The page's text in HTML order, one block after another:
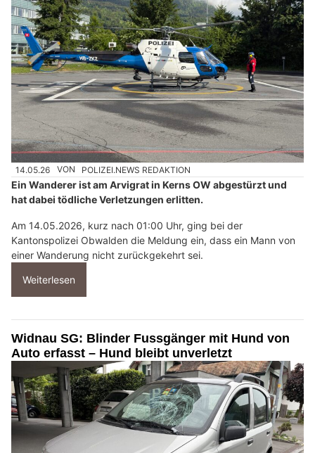
14.05.26 VON POLIZEI.NEWS REDAKTION
Ein Wanderer ist am Arvigrat in Kerns OW abgestürzt und
hat dabei tödliche Verletzungen erlitten.
Am 14.05.2026, kurz nach 01:00 Uhr, ging bei der
Kantonspolizei Obwalden die Meldung ein, dass ein Mann von
einer Wanderung nicht zurückgekehrt sei.
Weiterlesen
Widnau SG: Blinder Fussgänger mit Hund von
Auto erfasst – Hund bleibt unverletzt